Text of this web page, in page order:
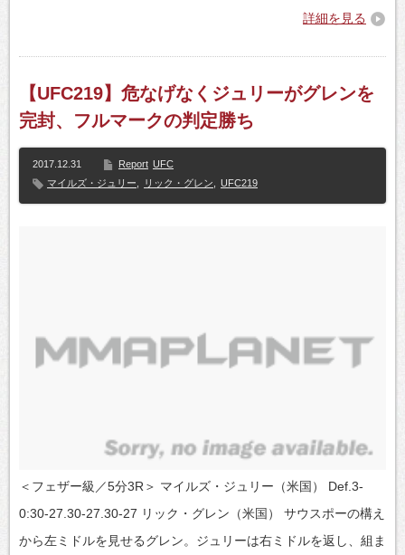
詳細を見る
【UFC219】危なげなくジュリーがグレンを
完封、フルマークの判定勝ち
2017.12.31 Report UFC
マイルズ・ジュリー
リック・グレン UFC219
＜フェザー級／5分3R＞ マイルズ・ジュリー（米国） Def.3-
0:30-27.30-27.30-27 リック・グレン（米国） サウスポーの構え
から左ミドルを見せるグレン。ジュリーは右ミドルを返し、組ま